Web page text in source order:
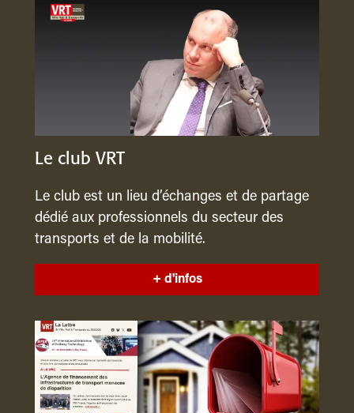
Le club VRT
Le club est un lieu d’échanges et de partage
dédié aux professionnels du secteur des
transports et de la mobilité.
+ d'infos